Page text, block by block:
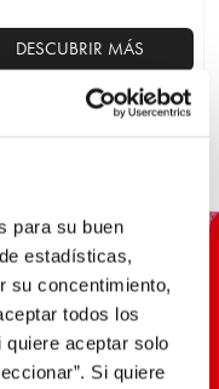
para su buen
estadísticas,
su concentimiento,
todos los
quiere aceptar solo
Si quiere
DESCUBRIR MÁS
Este
producto
Las
opciones
se
pueden
elegir
en